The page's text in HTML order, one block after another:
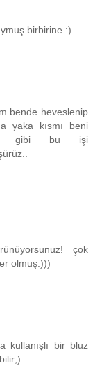
birbirine :)
heveslenip
yaka kısmı beni
gibi bu işi
çok
olmuş:)))
kullanışlı bir bluz